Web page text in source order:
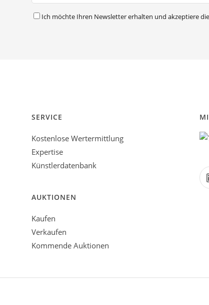
Ich möchte Ihren Newsletter erhalten und akzeptiere die
SERVICE
Kostenlose Wertermittlung
Expertise
Künstlerdatenbank
AUKTIONEN
Kaufen
Verkaufen
Kommende Auktionen